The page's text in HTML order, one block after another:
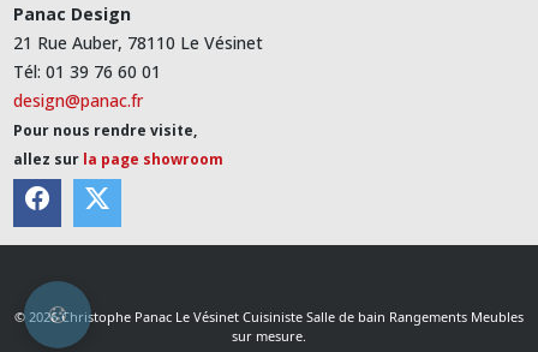
Panac Design
21 Rue Auber, 78110 Le Vésinet
Tél: 01 39 76 60 01
design@panac.fr
Pour nous rendre visite,
allez sur la page showroom
© 2026 Christophe Panac Le Vésinet Cuisiniste Salle de bain Rangements Meubles
sur mesure.